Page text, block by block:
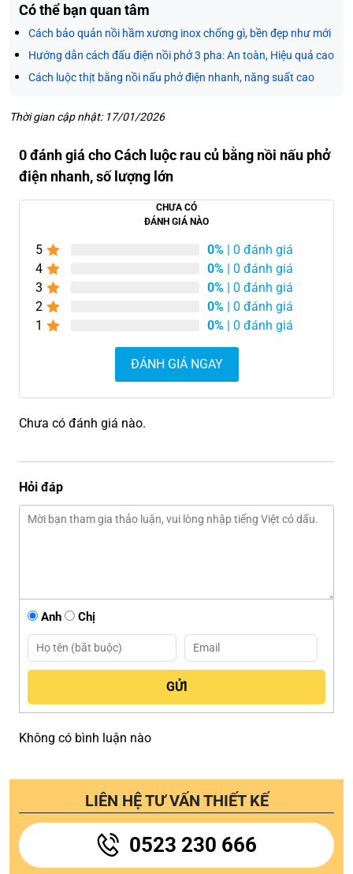
Có thể bạn quan tâm
Cách bảo quản nồi hầm xương inox chống gì, bền đẹp như mới
Hướng dẫn cách đấu điện nồi phở 3 pha: An toàn, Hiệu quả cao
Cách luộc thịt bằng nồi nấu phở điện nhanh, năng suất cao
Thời gian cập nhật: 17/01/2026
0 đánh giá cho Cách luộc rau củ bằng nồi nấu phở
điện nhanh, số lượng lớn
CHƯA CÓ
ĐÁNH GIÁ NÀO
5 0% | 0 đánh giá
4
0% | 0 đánh giá
3
0% | 0 đánh giá
2
0% | 0 đánh giá
1
0% | 0 đánh giá
ĐÁNH GIÁ NGAY
Chưa có đánh giá nào.
Hỏi đáp
Anh Chị
Không có bình luận nào
LIÊN HỆ TƯ VẤN THIẾT KẾ
0523 230 666